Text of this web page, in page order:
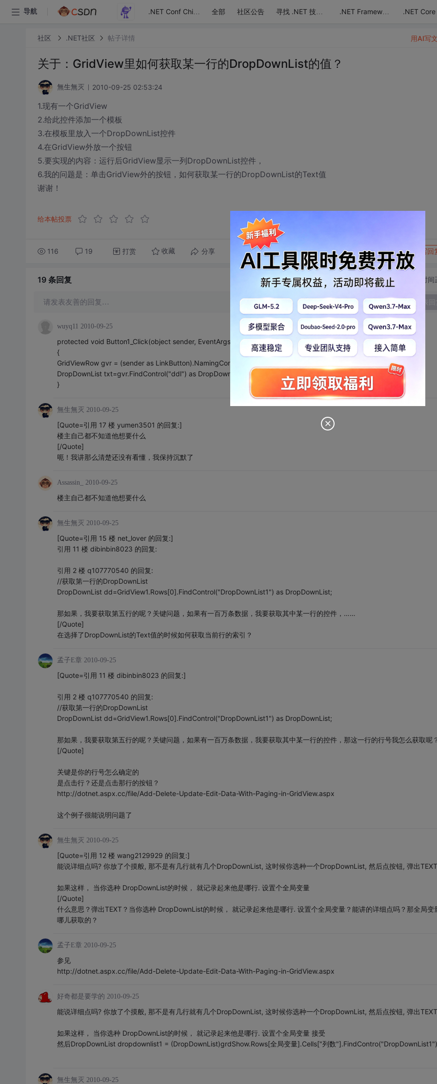
导航 .NET Conf China 全部 社区公告 寻找 .NET 技术达人 .NET Framework .NET Core
社区 .NET社区 帖子详情
关于：GridView里如何获取某一行的DropDownList的值？
無生無灭 2010-09-25 02:53:24
1.现有一个GridView
2.给此控件添加一个模板
3.在模板里放入一个DropDownList控件
4.在GridView外放一个按钮
5.要实现的内容：运行后GridView显示一列DropDownList控件，
6.我的问题是：单击GridView外的按钮，如何获取某一行的DropDownList的Text值
谢谢！
给本帖投票
116 19 打赏 收藏 分享 转发到动态 举报 写回
用AI写
19 条回复 切换为时间
请发表友善的回复… 发表回
wuyq11 2010-09-25
protected void Button1_Click(object sender, EventArgs e)
{
GridViewRow gvr = (sender as LinkButton).NamingContainer as GridViewRow;
DropDownList txt=gvr.FindControl("ddl") as DropDownList ;
}
無生無灭 2010-09-25
[Quote=引用 17 楼 yumen3501 的回复:]
楼主自己都不知道他想要什么
[/Quote]
呃！我讲那么清楚还没有看懂，我保持沉默了
Assassin_ 2010-09-25
楼主自己都不知道他想要什么
無生無灭 2010-09-25
[Quote=引用 15 楼 net_lover 的回复:]
引用 11 楼 dibinbin8023 的回复:
引用 2 楼 q107770540 的回复:
//获取第一行的DropDownList
DropDownList dd=GridView1.Rows[0].FindControl("DropDownList1") as DropDownList;
那如果，我要获取第五行的呢？关键问题，如果有一百万条数据，我要获取其中某一行的控件，……
[/Quote]
在选择了DropDownList的Text值的时候如何获取当前行的索引？
孟子E章 2010-09-25
[Quote=引用 11 楼 dibinbin8023 的回复:]
引用 2 楼 q107770540 的回复:
//获取第一行的DropDownList
DropDownList dd=GridView1.Rows[0].FindControl("DropDownList1") as DropDownList;
那如果，我要获取第五行的呢？关键问题，如果有一百万条数据，我要获取其中某一行的控件，那这一行的行号我怎么获取呢
[/Quote]
关键是你的行号怎么确定的
是点击行？还是点击那行的按钮？
http://dotnet.aspx.cc/file/Add-Delete-Update-Edit-Data-With-Paging-in-GridView.aspx
这个例子很能说明问题了
無生無灭 2010-09-25
[Quote=引用 12 楼 wang2129929 的回复:]
能说详细点吗? 你放了个摸般, 那不是有几行就有几个DropDownList, 这时候你选种一个DropDownList, 然后点按钮, 弹出
如果这样， 当你选种 DropDownList的时候， 就记录起来他是哪行. 设置个全局变量
[/Quote]
什么意思？弹出TEXT？当你选种 DropDownList的时候， 就记录起来他是哪行. 设置个全局变量？能讲的详细点吗？那全局变
哪儿获取的？
孟子E章 2010-09-25
参见
http://dotnet.aspx.cc/file/Add-Delete-Update-Edit-Data-With-Paging-in-GridView.aspx
好奇都是要学的 2010-09-25
能说详细点吗? 你放了个摸般, 那不是有几行就有几个DropDownList, 这时候你选种一个DropDownList, 然后点按钮, 弹出
如果这样， 当你选种 DropDownList的时候， 就记录起来他是哪行. 设置个全局变量 接受
然后DropDownList dropdownlist1 = (DropDownList)grdShow.Rows[全局变量].Cells["列数
無生無灭 2010-09-25